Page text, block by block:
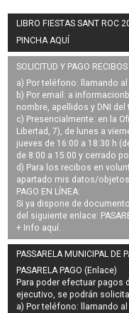
LIBRO FIESTAS SANT ROC
PINCHA AQUÍ
SOLICITUD Y PAGO
a) Por teléfono: llamando al
b) Por email: a
nombre, apellidos y DNI del
c) Presencialmente: en la
Libertad, 7), de lunes a
jueves de 16:00 a 18:30 h
de 8:00 a 15:00 y cerrado
d) Para los recibos en
apartado mis datos/
PAGO EN LÍNEA:
Si ya dispone de
del siguiente enlace:
+ Info aquí.
PASSARELA MUNICIPAL DE
PASARELA PAGO (Enlace)
Para poder efectuar pagos
ejecutivo, se podrán
a) Por teléfono: llamando al